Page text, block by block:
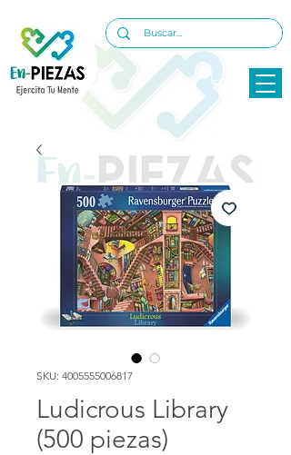
SKU: 4005555006817
Ludicrous Library
(500 piezas)